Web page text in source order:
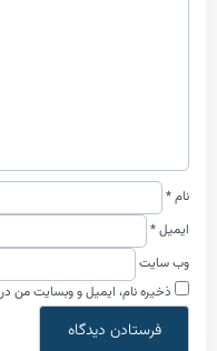
ایمیل و وبسایت من در مرورگر برای